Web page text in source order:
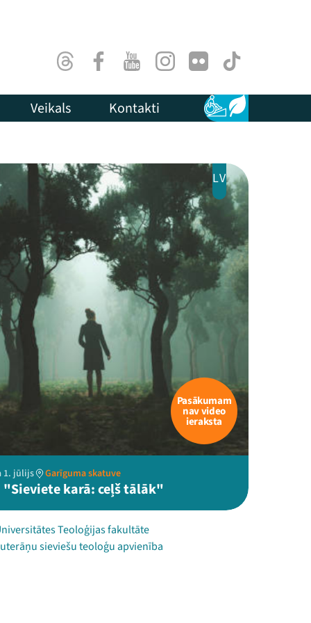
ThreadsFacebookYoutubeInstagram
Flick TikTok
Veikals Kontakti Pieejamība
Ilgtspēja
LV
Pasākumam
nav video
ieraksta
1. jūlijs Garīguma skatuve
"Sieviete karā: ceļš tālāk"
Teoloģijas fakultāte
sieviešu teoloģu apvienība